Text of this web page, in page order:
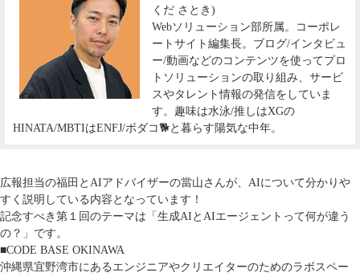
くだ さとき)
Webソリューション部所属。コーポレ
ートサイト編集長。ブログ/インタビュ
ー/動画などのコンテンツを使ってプロ
トソリューションの取り組み、サービ
スやタレント情報の発信をしていま
す。趣味は水泳/推しはXGの
HINATA/MBTIはENFJ/ボダコ🐕と暮らす陽気な中年。
広報担当の福田とAIアドバイザーの當山さんが、AIについて分かりや
すく説明している内容となっています！
記念すべき第１回のテーマは「生成AIとAIエージェントって何が違う
の？」です。
■CODE BASE OKINAWA
沖縄県宜野湾市にあるエンジニアやクリエイターのためのラボスペー